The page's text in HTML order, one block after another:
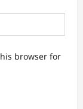
browser for